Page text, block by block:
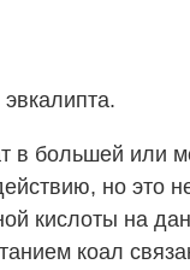
в большей или
но это
кислоты на
коал